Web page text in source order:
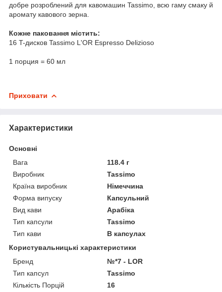
добре розроблений для кавомашин Tassimo, всю гаму смаку й
аромату кавового зерна.
Кожне паковання містить:
16 T-дисков Tassimo L'OR Espresso Delizioso
1 порция = 60 мл
Приховати
Характеристики
Основні
Вага
118.4 г
Виробник
Tassimo
Країна виробник
Німеччина
Форма випуску
Капсульний
Вид кави
Арабіка
Тип капсули
Tassimo
Тип кави
В капсулах
Користувальницькі характеристики
Бренд
№*7 - LOR
Тип капсул
Tassimo
Кількість Порцій
16